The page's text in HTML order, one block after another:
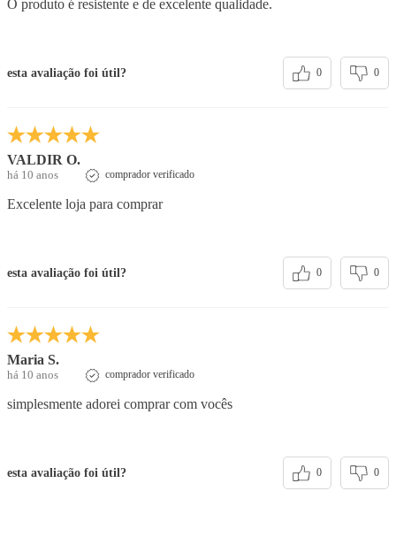
O produto é resistente e de excelente qualidade.
esta avaliação foi útil? 0 0
VALDIR O.
há 10 anos comprador verificado
Excelente loja para comprar
esta avaliação foi útil? 0 0
Maria S.
há 10 anos comprador verificado
simplesmente adorei comprar com vocês
esta avaliação foi útil? 0 0